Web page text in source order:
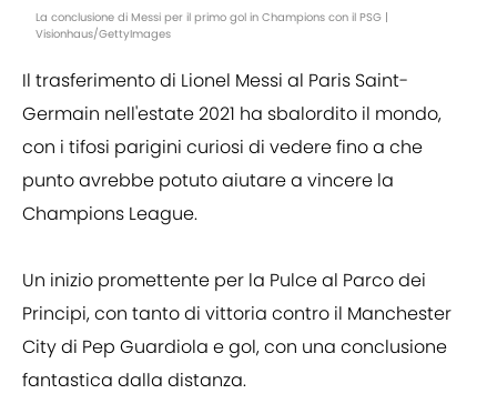
La conclusione di Messi per il primo gol in Champions con il PSG |
Visionhaus/GettyImages
Il trasferimento di Lionel Messi al Paris Saint-
Germain nell'estate 2021 ha sbalordito il mondo,
con i tifosi parigini curiosi di vedere fino a che
punto avrebbe potuto aiutare a vincere la
Champions League.
Un inizio promettente per la Pulce al Parco dei
Principi, con tanto di vittoria contro il Manchester
City di Pep Guardiola e gol, con una conclusione
fantastica dalla distanza.